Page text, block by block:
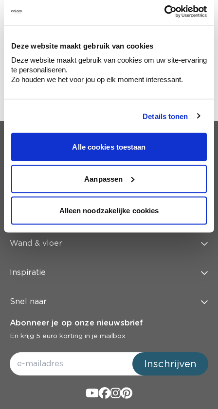
Deze website maakt gebruik van cookies
Deze website maakt gebruik van cookies om uw site-ervaring
te personaliseren.
Zo houden we het voor jou op elk moment interessant.
Details tonen
Alle cookies toestaan
Aanpassen
Alleen noodzakelijke cookies
en plamuren
verwijderen
Wand & vloer
Inspiratie
Snel naar
Abonneer je op onze nieuwsbrief
En krijg 5 euro korting in je mailbox
Inschrijven